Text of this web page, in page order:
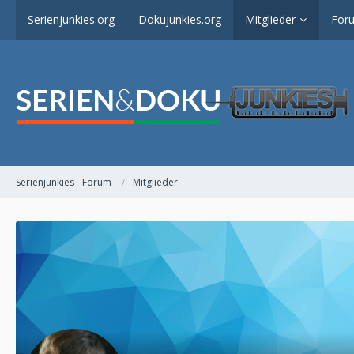
Serienjunkies.org Dokujunkies.org Mitglieder
Serienjunkies - Forum Mitglieder